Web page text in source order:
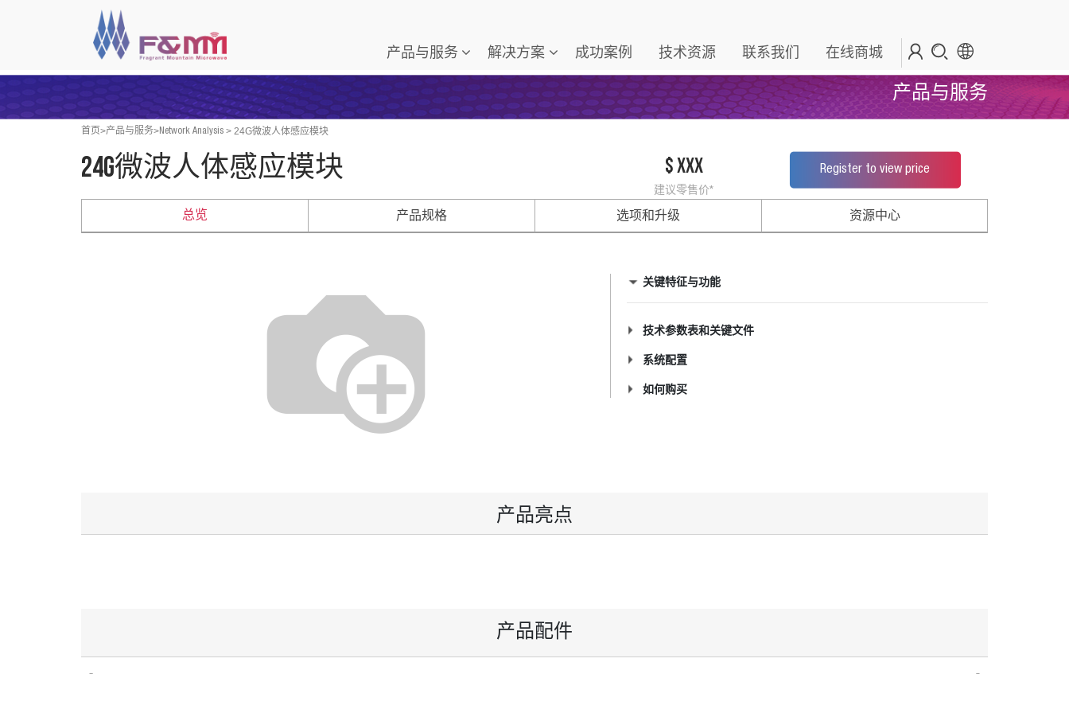
产品与服务 解决方案 成功案例 技术资源 联系我们 在线商城
产品与服务
首页>产品与服务>Network Analysis > 24G微波人体感应模块
24G微波人体感应模块 $ xxx
建议零售价*
Register to view price
总览 产品规格 选项和升级 资源中心
关键特征与功能
技术参数表和关键文件
系统配置
如何购买
产品亮点
产品配件